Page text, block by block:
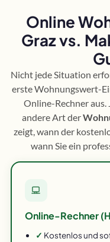
Online
Graz vs.
Nicht jede Situation
erste Wohnungswert-
Online-Rechner aus.
andere Art der
zeigt, wann der
wann Sie ein
Online-Rechner
✓ Kostenlos und